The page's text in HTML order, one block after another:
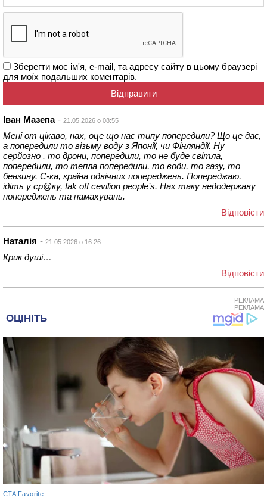
Зберегти моє ім'я, e-mail, та адресу сайту в цьому браузері
для моїх подальших коментарів.
Іван Мазепа 21.05.2026 о 08:55
Мені от цікаво, нах, оце що нас типу попередили? Що це дає,
а попередили то візьму воду з Японії, чи Фінляндії. Ну
серйозно , то дрони, попередили, то не буде світла,
попередили, то тепла попередили, то води, то газу, то
бензину. С-ка, країна одвічних попереджень. Попереджаю,
ідіть у ср@ку, fak off cevilion people’s. Нах таку недодержаву
попереджень та намахувань.
Відповіcти
Наталія 21.05.2026 о 16:26
Крик душі…
Відповіcти
РЕКЛАМА
РЕКЛАМА